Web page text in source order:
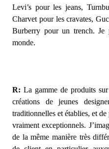
Levi’s pour les jeans,
Charvet pour les cravates,
Burberry pour un trench. Je
monde.
R: La gamme de produits
créations de jeunes
traditionnelles et établies, et
vraiment exceptionnels.
de la même manière très